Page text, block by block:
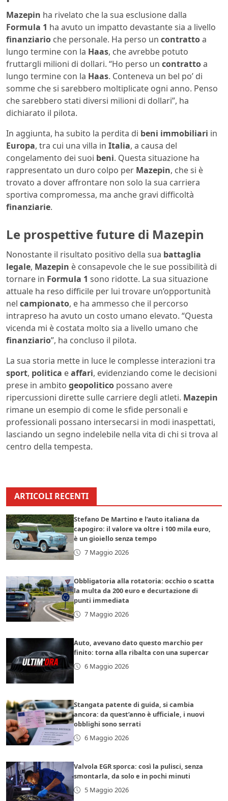
Mazepin ha rivelato che la sua esclusione dalla
Formula 1 ha avuto un impatto devastante sia a livello
finanziario che personale. Ha perso un contrattoa
lungo termine con la Haas, che avrebbe potuto
fruttargli milioni di dollari. “Ho perso un contrattoa
lungo termine con la Haas. Conteneva un bel po’ di
somme che si sarebbero moltiplicate ogni anno. Penso
che sarebbero stati diversi milioni di dollari”, ha
dichiarato il pilota.
In aggiunta, ha subito la perdita di beni immobiliari in
Europa, tra cui una villa in Italia, a causa del
congelamento dei suoi beni. Questa situazione ha
rappresentato un duro colpo per Mazepin, che si è
trovato a dover affrontare non solo la sua carriera
sportiva compromessa, ma anche gravi difficoltà
finanziarie.
Le prospettive future di Mazepin
Nonostante il risultato positivo della sua battaglia
legale, Mazepin è consapevole che le sue possibilità di
tornare in Formula 1 sono ridotte. La sua situazione
attuale ha reso difficile per lui trovare un’opportunità
nel campionato, e ha ammesso che il percorso
intrapreso ha avuto un costo umano elevato. “Questa
vicenda mi è costata molto sia a livello umano che
finanziario”, ha concluso il pilota.
La sua storia mette in luce le complesse interazioni tra
sport, politica eaffari, evidenziando come le decisioni
prese in ambito geopolitico possano avere
ripercussioni dirette sulle carriere degli atleti. Mazepin
rimane un esempio di come le sfide personali e
professionali possano intersecarsi in modi inaspettati,
lasciando un segno indelebile nella vita di chi si trova al
centro della tempesta.
ARTICOLI RECENTI
Stefano De Martino e l’auto italiana da
capogiro: il valore va oltre i 100 mila euro,
è un gioiello senza tempo
7 Maggio 2026
Obbligatoria alla rotatoria: occhio o scatta
la multa da 200 euro e decurtazione di
punti immediata
7 Maggio 2026
Auto, avevano dato questo marchio per
finito: torna alla ribalta con una supercar
6 Maggio 2026
Stangata patente di guida, si cambia
ancora: da quest’anno è ufficiale, i nuovi
obblighi sono serrati
6 Maggio 2026
Valvola EGR sporca: così la pulisci, senza
smontarla, da solo e in pochi minuti
5 Maggio 2026